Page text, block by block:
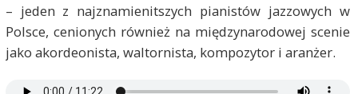
– jeden z najznamienitszych pianistów jazzowych w
Polsce, cenionych również na międzynarodowej scenie
jako akordeonista, waltornista, kompozytor i aranżer.